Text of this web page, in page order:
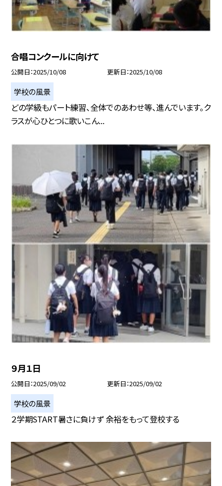
合唱コンクールに向けて
公開日 2025/10/08 更新日 2025/10/08
学校の風景
どの学級もパート練習、全体でのあわせ等、進んでいます。ク
ラスが心ひとつに歌いこん...
９月１日
公開日 2025/09/02 更新日 2025/09/02
学校の風景
２学期START暑さに負けず 余裕をもって登校する